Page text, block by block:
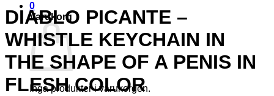
0
Varukorg
Inga produkter i varukorgen.
DIABLO PICANTE –
WHISTLE KEYCHAIN IN
THE SHAPE OF A PENIS IN
FLESH COLOR